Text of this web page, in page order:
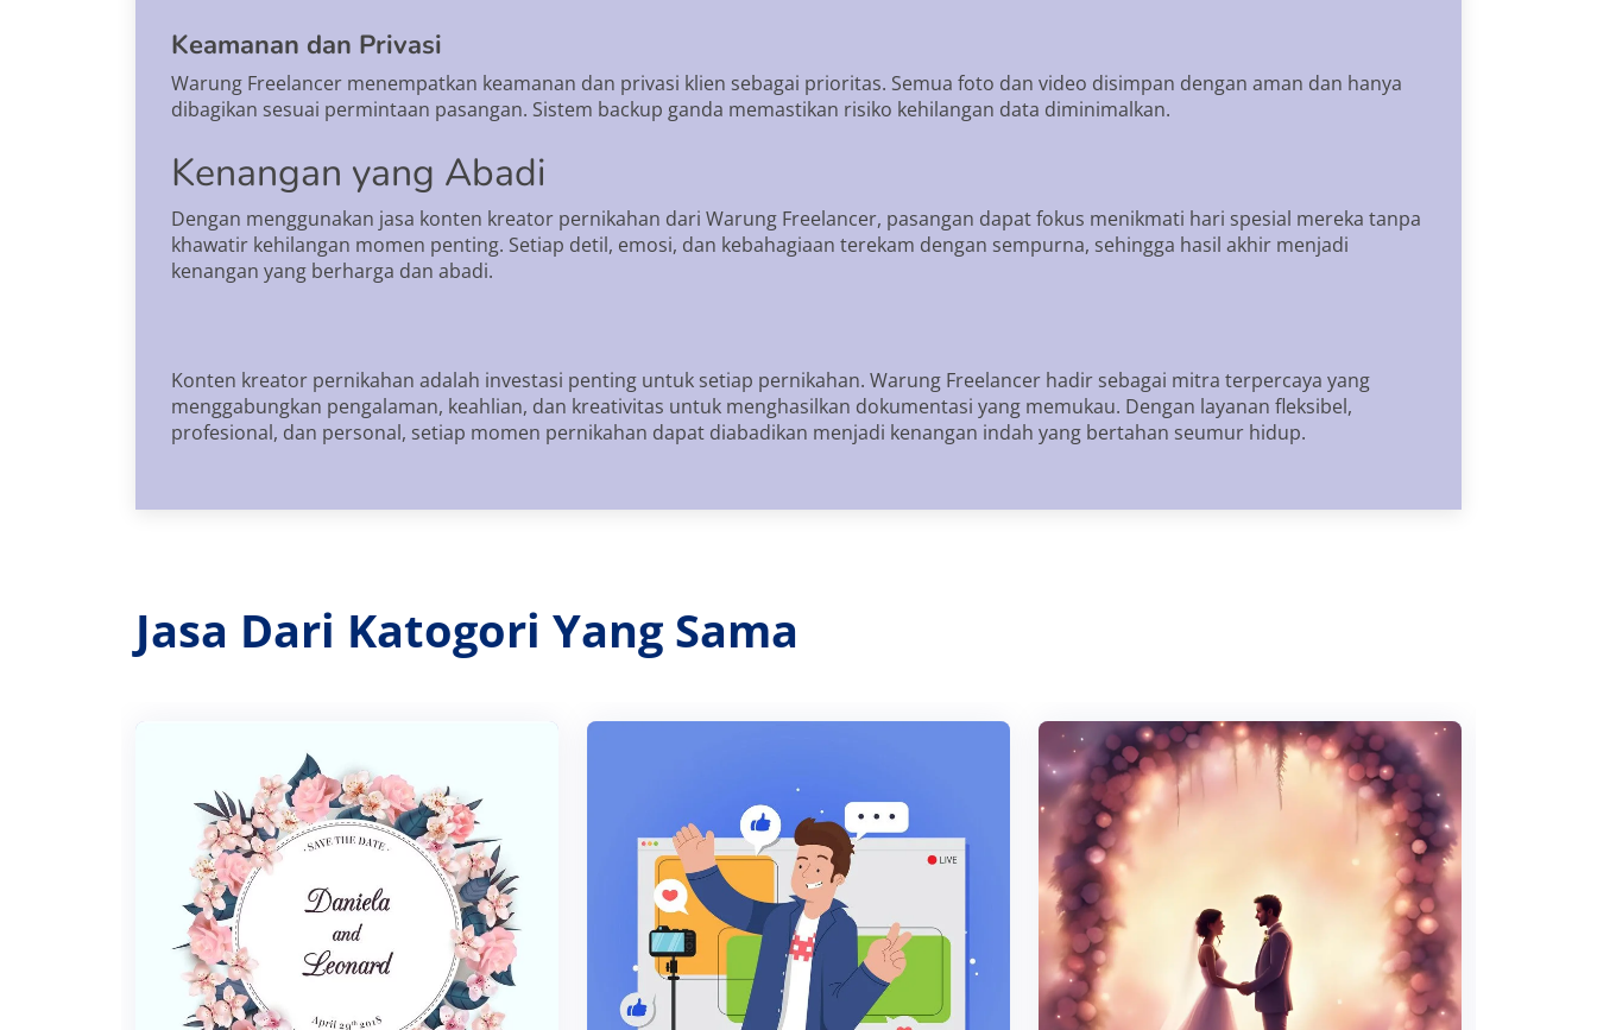
Keamanan dan Privasi
Warung Freelancer menempatkan keamanan dan privasi klien sebagai prioritas. Semua foto dan video disimpan dengan aman dan hanya
dibagikan sesuai permintaan pasangan. Sistem backup ganda memastikan risiko kehilangan data diminimalkan.
Kenangan yang Abadi
Dengan menggunakan jasa konten kreator pernikahan dari Warung Freelancer, pasangan dapat fokus menikmati hari spesial mereka tanpa
khawatir kehilangan momen penting. Setiap detil, emosi, dan kebahagiaan terekam dengan sempurna, sehingga hasil akhir menjadi
kenangan yang berharga dan abadi.
Konten kreator pernikahan adalah investasi penting untuk setiap pernikahan. Warung Freelancer hadir sebagai mitra terpercaya yang
menggabungkan pengalaman, keahlian, dan kreativitas untuk menghasilkan dokumentasi yang memukau. Dengan layanan fleksibel,
profesional, dan personal, setiap momen pernikahan dapat diabadikan menjadi kenangan indah yang bertahan seumur hidup.
Jasa Dari Katogori Yang Sama